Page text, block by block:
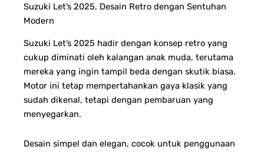
Suzuki Let’s 2025, Desain Retro dengan Sentuhan
Modern
Suzuki Let’s 2025 hadir dengan konsep retro yang
cukup diminati oleh kalangan anak muda, terutama
mereka yang ingin tampil beda dengan skutik biasa.
Motor ini tetap mempertahankan gaya klasik yang
sudah dikenal, tetapi dengan pembaruan yang
menyegarkan.
Desain simpel dan elegan, cocok untuk penggunaan